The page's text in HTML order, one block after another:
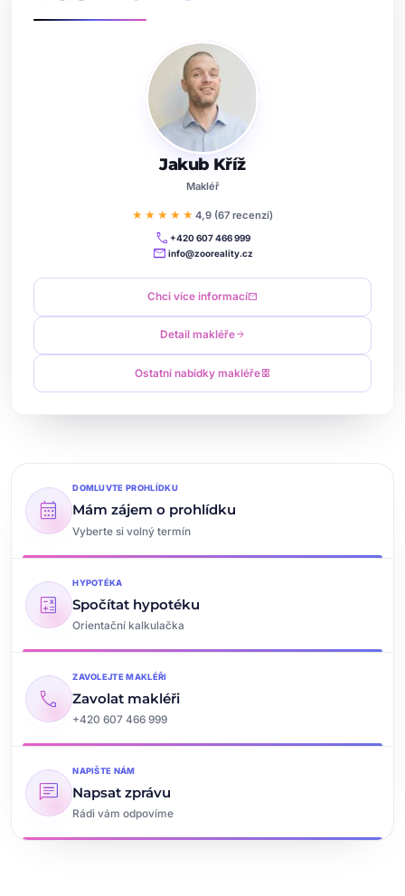
Jakub Kříž
Makléř
★★★★★ 4,9 (67 recenzí)
call +420 607 466 999
mail info@zooreality.cz
Chci více informacímail
Detail makléřearrow_forward
Ostatní nabídky makléřegrid_view
calendar_month
DOMLUVTE PROHLÍDKU
Mám zájem o prohlídku
Vyberte si volný termín
calculate
HYPOTÉKA
Spočítat hypotéku
Orientační kalkulačka
call
ZAVOLEJTE MAKLÉŘI
Zavolat makléři
+420 607 466 999
chat
NAPIŠTE NÁM
Napsat zprávu
Rádi vám odpovíme